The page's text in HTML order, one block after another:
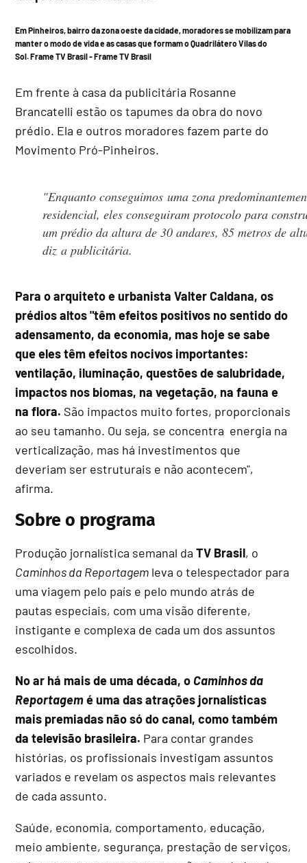
Em Pinheiros, bairro da zona oeste da cidade, moradores se mobilizam para
manter o modo de vida e as casas que formam o Quadrilátero Vilas do
Sol.Frame TV Brasil -Frame TV Brasil
Em frente à casa da publicitária Rosanne
Brancatelli estão os tapumes da obra do novo
prédio. Ela e outros moradores fazem parte do
Movimento Pró-Pinheiros.
"Enquanto conseguimos uma zona
residencial, eles conseguiram protocolo para
um prédio da altura de 30 andares, 85 metros de
diz a publicitária.
Para o arquiteto e urbanista Valter Caldana, os
prédios altos "têm efeitos positivos no sentido do
adensamento, da economia, mas hoje se sabe
que eles têm efeitos nocivos importantes:
ventilação, iluminação, questões de salubridade,
impactos nos biomas, na vegetação, na fauna e
na flora. São impactos muito fortes, proporcionais
ao seu tamanho. Ou seja, se concentra energia na
verticalização, mas há investimentos que
deveriam ser estruturais e não acontecem",
afirma.
Sobre o programa
Produção jornalística semanal daTV Brasil, o
Caminhos da Reportagem leva o telespectador para
uma viagem pelo país e pelo mundo atrás de
pautas especiais, com uma visão diferente,
instigante e complexa de cada um dos assuntos
escolhidos.
No ar há mais de uma década, o Caminhos da
Reportagemé uma das atrações jornalísticas
mais premiadas não só do canal, como também
da televisão brasileira. Para contar grandes
histórias, os profissionais investigam assuntos
variados e revelam os aspectos mais relevantes
de cada assunto.
Saúde, economia, comportamento, educação,
meio ambiente, segurança, prestação de serviços,